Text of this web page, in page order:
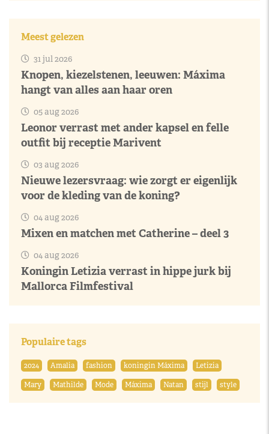
Meest gelezen
31 jul 2026
Knopen, kiezelstenen, leeuwen: Máxima
hangt van alles aan haar oren
05 aug 2026
Leonor verrast met ander kapsel en felle
outfit bij receptie Marivent
03 aug 2026
Nieuwe lezersvraag: wie zorgt er eigenlijk
voor de kleding van de koning?
04 aug 2026
Mixen en matchen met Catherine – deel 3
04 aug 2026
Koningin Letizia verrast in hippe jurk bij
Mallorca Filmfestival
Populaire tags
2024 Amalia fashion koningin Máxima
Letizia
Mary
Mathilde Mode Máxima Natan stijl style